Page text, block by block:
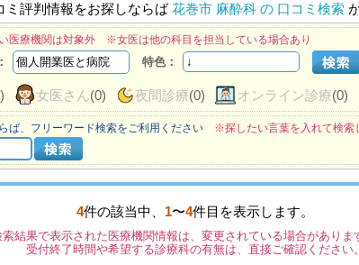
ミ評判情報をお探しならば花巻市 麻酔科 の 口コミ検索
医療機関は対象外 ※女医は他の科目を担当している場合あり
特色：
女医さん(0) 夜間診療(0) オンライン診療(0)
ば、フリーワード検索をご利用ください ※探したい言葉を入れて検索
4件の該当中、 1〜4件目を表示します。
索結果で表示された医療機関情報は、変更されている場合がありま
受付終了時間や希望する診療科の有無は、直接ご確認ください。